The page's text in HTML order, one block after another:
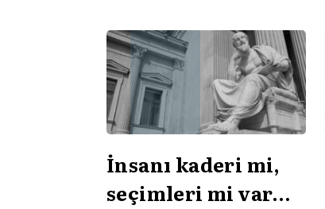
İnsanı kaderi mi,
seçimleri mi var